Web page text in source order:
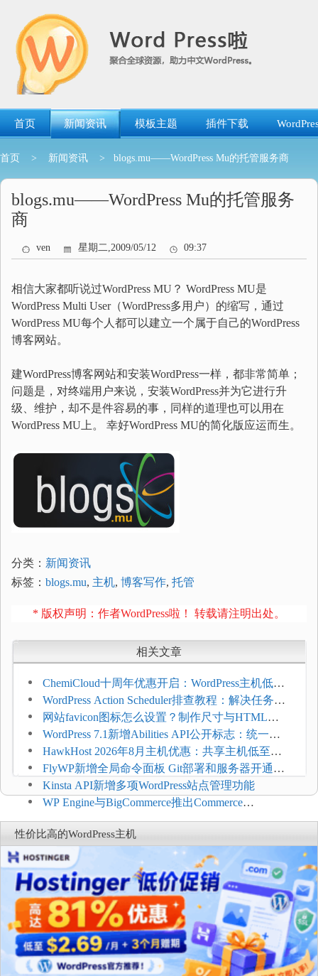
首页 新闻资讯 模板主题 插件下载
首页 > 新闻资讯 > blogs.mu——WordPress Mu的托管服务商
blogs.mu——WordPress Mu的托管服务
商
ven 星期二,2009/05/12 09:37
相信大家都听说过WordPress MU？ WordPress MU是
WordPress Multi User（WordPress多用户）的缩写，通过
WordPress MU每个人都可以建立一个属于自己的WordPress
博客网站。
建WordPress博客网站和安装WordPress一样，都非常简单；
问题是，对终端用户来说，安装WordPress并为它进行升
级、维护，却不是件容易的事，同样的道理也可以用在
WordPress MU上。 幸好WordPress MU的简化版应运而生。
分类： 新闻资讯
标签： blogs.mu, 主机, 博客写作, 托管
* 版权声明：作者WordPress啦！ 转载请注明出处。
相关文章
ChemiCloud十周年优惠开启：WordPress主机低至
$1.49/月，最高88%折扣并赠免费域名迁移
WordPress Action Scheduler排查教程：解决任务积
压和订单延迟
网站favicon图标怎么设置？制作尺寸与HTML添
加方法
WordPress 7.1新增Abilities API公开标志：统一支
持REST API、MCP与AI代理
HawkHost 2026年8月主机优惠：共享主机低至
$2.61/月，高性能主机同步折扣
FlyWP新增全局命令面板 Git部署和服务器开通更
方便
Kinsta API新增多项WordPress站点管理功能
WP Engine与BigCommerce推出Commerce
Connect：WordPress商店可保留前台体验并扩展电
商能力
性价比高的WordPress主机